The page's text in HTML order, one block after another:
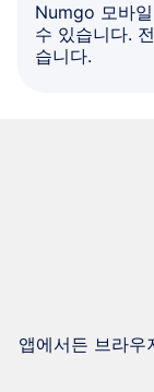
Numgo 모바
수 있습니다.
습니다.
앱에서든 브라우